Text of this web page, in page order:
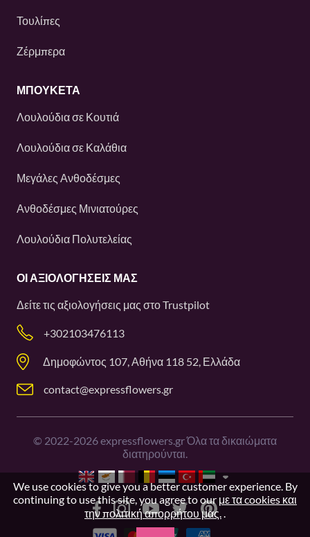
Τουλίπες
Ζέρμπερα
ΜΠΟΥΚΕΤΑ
Λουλούδια σε Κουτιά
Λουλούδια σε Καλάθια
Μεγάλες Ανθοδέσμες
Ανθοδέσμες Μινιατούρες
Λουλούδια Πολυτελείας
ΟΙ ΑΞΙΟΛΟΓΉΣΕΙΣ ΜΑΣ
Δείτε τις αξιολογήσεις μας στοTrustpilot
+302103476113
Δημοφώντος 107, Αθήνα 118 52, Ελλάδα
contact@expressflowers.gr
© 2022-2026expressflowers.gr Όλα τα δικαιώματα
διατηρούνται.
We use cookies to give you a better customer experience. By
continuing to use this site, you agree to our με τα cookies και
την πολιτική απορρήτου μας..